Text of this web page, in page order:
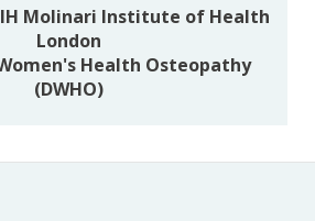
Molinari Institute of Health
London
Health Osteopathy
(DWHO)